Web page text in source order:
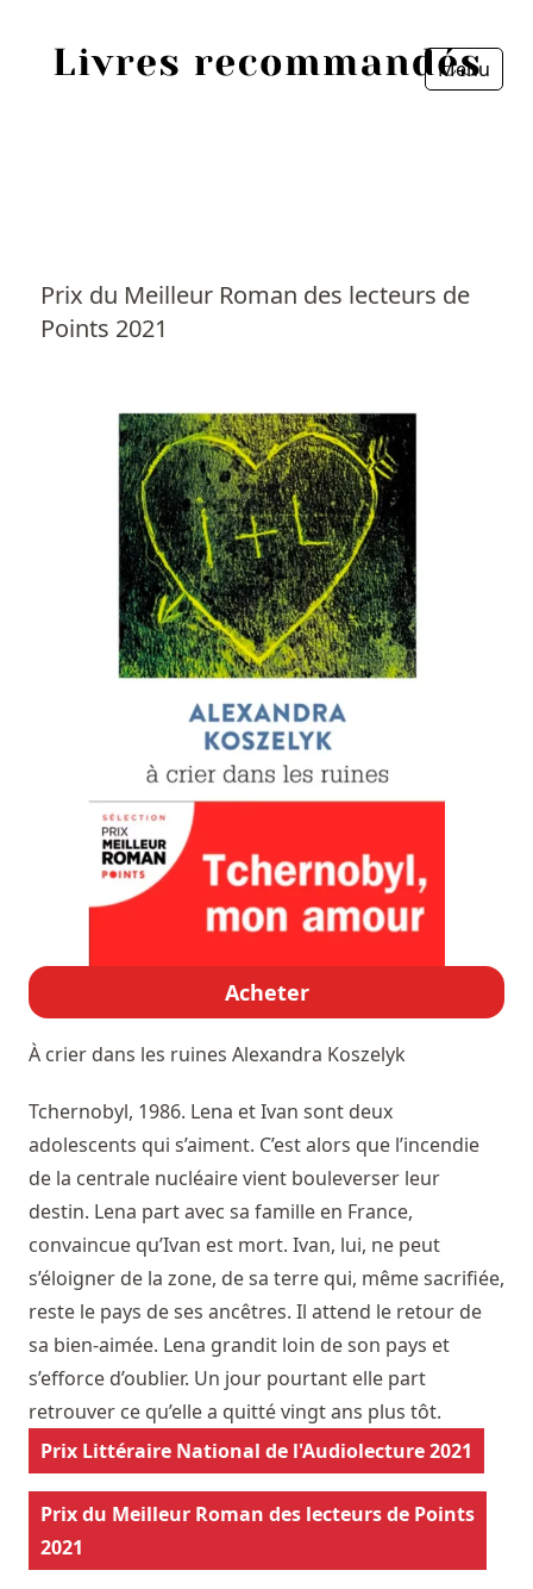
Menu
Prix du Meilleur Roman des lecteurs de
Points 2021
Acheter
À crier dans les ruines Alexandra Koszelyk
Tchernobyl, 1986. Lena et Ivan sont deux
adolescents qui s’aiment. C’est alors que l’incendie
de la centrale nucléaire vient bouleverser leur
destin. Lena part avec sa famille en France,
convaincue qu’Ivan est mort. Ivan, lui, ne peut
s’éloigner de la zone, de sa terre qui, même sacrifiée,
reste le pays de ses ancêtres. Il attend le retour de
sa bien-aimée. Lena grandit loin de son pays et
s’efforce d’oublier. Un jour pourtant elle part
retrouver ce qu’elle a quitté vingt ans plus tôt.
Prix Littéraire National de l'Audiolecture 2021
Prix du Meilleur Roman des lecteurs de Points
2021
Personnes
Livres les plus recommandés
Prix littéraires
Fermer